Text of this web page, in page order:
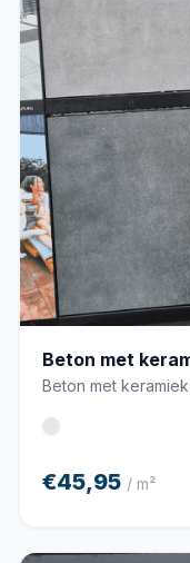
Beton met
Beton met
€45,95 / m²